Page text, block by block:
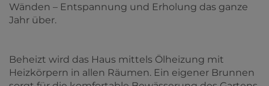
Wänden – Entspannung und Erholung das ganze
Jahr über.
Beheizt wird das Haus mittels Ölheizung mit
Heizkörpern in allen Räumen. Ein eigener Brunnen